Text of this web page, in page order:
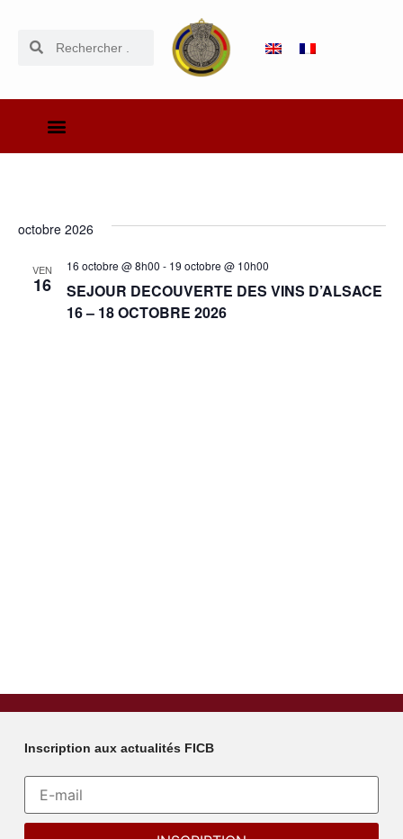
octobre 2026
VEN
16
SEJOUR DECOUVERTE DES VINS D’ALSACE
16 – 18 OCTOBRE 2026
16 octobre @ 8h00 - 19 octobre @ 10h00
Inscription aux actualités FICB